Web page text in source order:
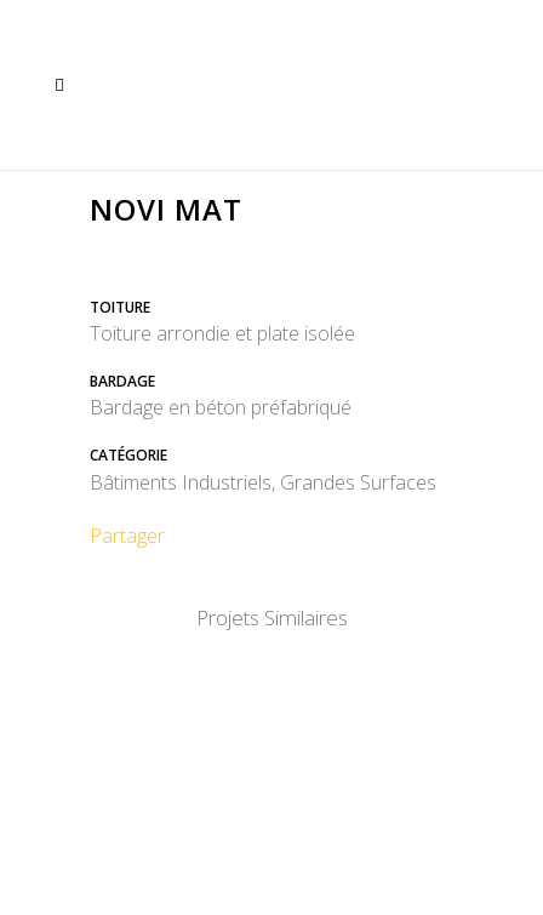
NOVI MAT
TOITURE
Toiture arrondie et plate isolée
BARDAGE
Bardage en béton préfabriqué
CATÉGORIE
Bâtiments Industriels, Grandes Surfaces
Partager
Projets Similaires